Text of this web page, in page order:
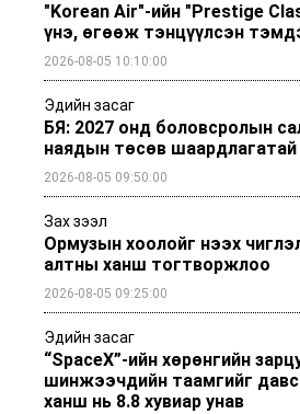
"Korean Air"-ийн "Prestige
үнэ, өгөөж тэнцүүлсэн
2026-08-05 10:10:00
Эдийн засаг
БЯ: 2027 онд боловсролын
наядын төсөв шаардлагатай
2026-08-05 09:50:00
Зах зээл
Ормузын хоолойг нээх
алтны ханш тогтворжлоо
2026-08-05 09:25:00
Эдийн засаг
“SpaceX”-ийн хөрөнгийн
шинжээчдийн таамгийг
ханш нь 8.8 хувиар унав